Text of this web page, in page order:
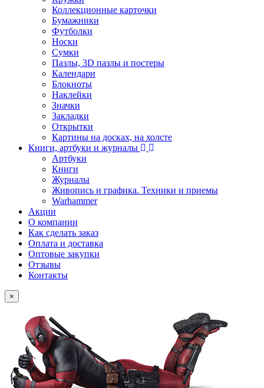
Коллекционные карточки
Бумажники
Футболки
Носки
Сумки
Пазлы, 3D пазлы и постеры
Календари
Блокноты
Наклейки
Значки
Закладки
Открытки
Картины на досках, на холсте
Книги, артбуки и журналы
Артбуки
Книги
Журналы
Живопись и графика. Техники и приемы
Warhammer
Акции
О компании
Как сделать заказ
Оплата и доставка
Оптовые закупки
Отзывы
Контакты
×